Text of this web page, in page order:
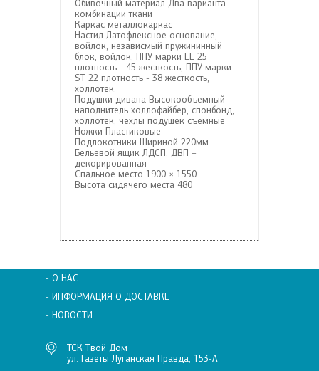
Обивочный материал Два варианта
комбинации ткани
Каркас металлокаркас
Настил Латофлексное основание,
войлок, независмый пружининный
блок, войлок, ППУ марки EL 25
плотность - 45 жесткость, ППУ марки
ST 22 плотность - 38 жесткость,
холлотек.
Подушки дивана Высокообъемный
наполнитель холлофайбер, спонбонд,
холлотек, чехлы подушек съемные
Ножки Пластиковые
Подлокотники Шириной 220мм
Бельевой ящик ЛДСП, ДВП –
декорированная
Спальное место 1900 × 1550
Высота сидячего места 480
- О НАС
- ИНФОРМАЦИЯ О ДОСТАВКЕ
- НОВОСТИ
ТСК Твой Дом
ул. Газеты Луганская Правда, 153-А